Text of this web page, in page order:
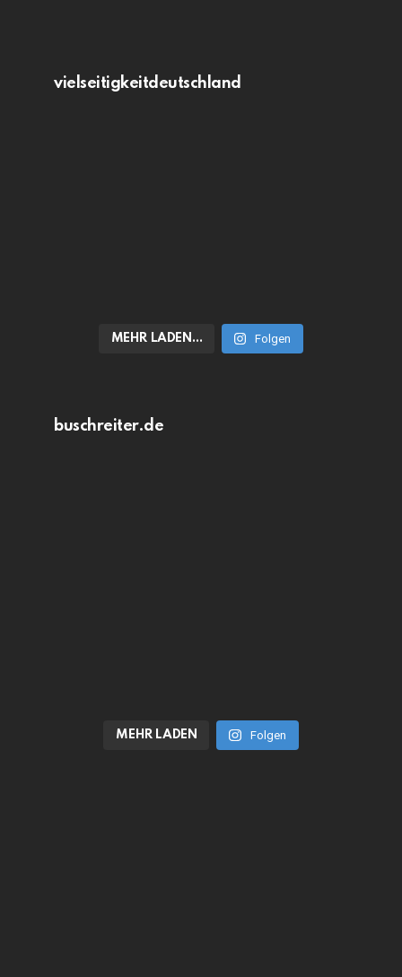
vielseitigkeitdeutschland
MEHR LADEN… Folgen
buschreiter.de
MEHR LADEN Folgen